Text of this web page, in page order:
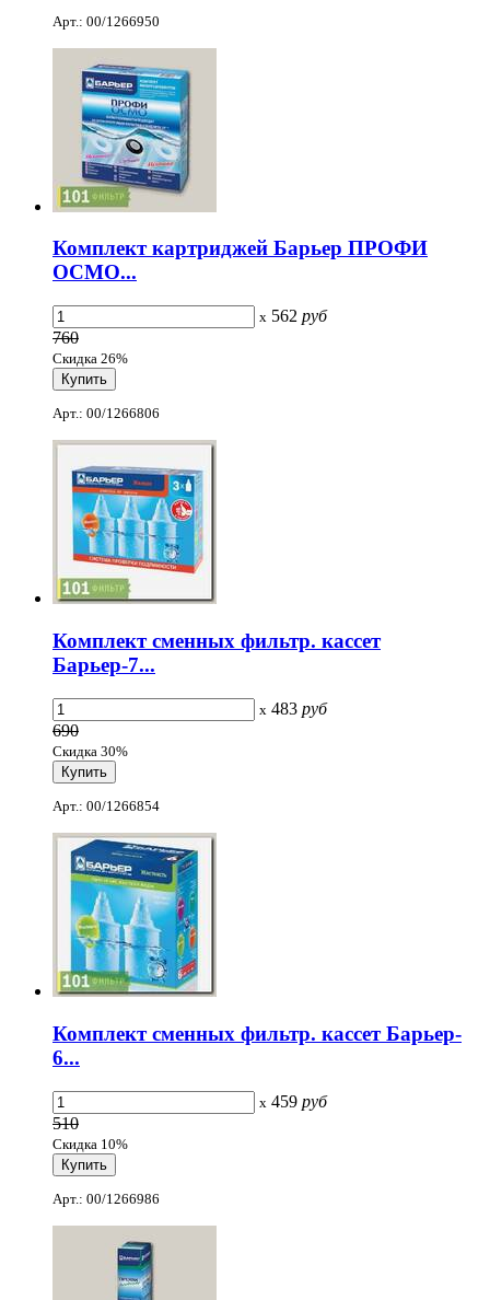
Арт.: 00/1266950
Комплект картриджей Барьер ПРОФИ
ОСМО...
x 562 руб
760
Скидка 26%
Арт.: 00/1266806
Комплект сменных фильтр. кассет
Барьер-7...
x 483 руб
690
Скидка 30%
Арт.: 00/1266854
Комплект сменных фильтр. кассет Барьер-
6...
x 459 руб
510
Скидка 10%
Арт.: 00/1266986